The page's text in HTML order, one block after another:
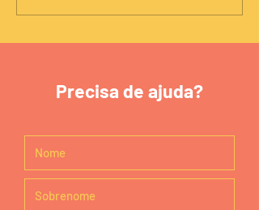
Precisa de ajuda?